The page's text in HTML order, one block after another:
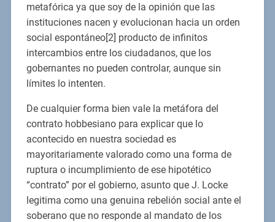
metafórica ya que soy de la opinión que las
instituciones nacen y evolucionan hacia un orden
social espontáneo[2] producto de infinitos
intercambios entre los ciudadanos, que los
gobernantes no pueden controlar, aunque sin
límites lo intenten.
De cualquier forma bien vale la metáfora del
contrato hobbesiano para explicar que lo
acontecido en nuestra sociedad es
mayoritariamente valorado como una forma de
ruptura o incumplimiento de ese hipotético
“contrato” por el gobierno, asunto que J. Locke
legitima como una genuina rebelión social ante el
soberano que no responde al mandato de los